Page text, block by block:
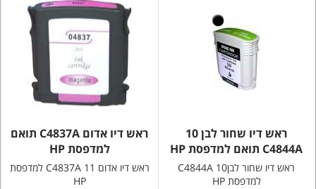
ראש דיו שחור לבן 10
C4844A תואם למדפסת HP
ראש דיו שחור לבן10 C4844A
למדפסת HP
ראש דיו אדום C4837A תואם
למדפסת HP
ראש דיו אדום 11 C4837A למדפסת
HP